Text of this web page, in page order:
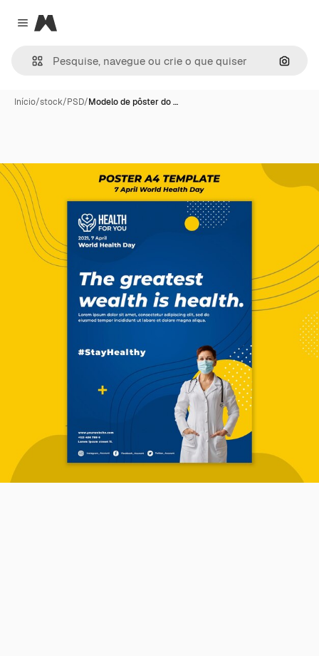
Close menu
Magnific
Início/stock/PSD/Modelo de pôster do …